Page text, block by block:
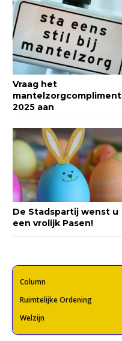
Vraag het
mantelzorgcompliment
2025 aan
De Stadspartij wenst u
een vrolijk Pasen!
Column
Ruimtelijke Ordening
Welzijn